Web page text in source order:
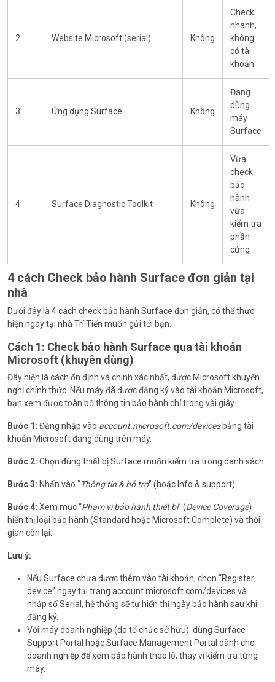
2 Website Microsoft (serial) Không
Check
nhanh,
không
có tài
khoản
3 Ứng dụng Surface Không
Đang
dùng
máy
Surface
4 Surface Diagnostic Toolkit Không
Vừa
check
bảo
hành
vừa
kiểm tra
phần
cứng
4 cách Check bảo hành Surface đơn giản tại
nhà
Dưới đây là 4 cách check bảo hành Surface đơn giản, có thể thực
hiện ngay tại nhà Trí Tiến muốn gửi tới bạn.
Cách 1: Check bảo hành Surface qua tài khoản
Microsoft (khuyên dùng)
Đây hiện là cách ổn định và chính xác nhất, được Microsoft khuyến
nghị chính thức. Nếu máy đã được đăng ký vào tài khoản Microsoft,
bạn xem được toàn bộ thông tin bảo hành chỉ trong vài giây.
Bước 1: Đăng nhập vào account.microsoft.com/devicesbằng tài
khoản Microsoft đang dùng trên máy.
Bước 2: Chọn đúng thiết bị Surface muốn kiểm tra trong danh sách.
Bước 3: Nhấn vào “Thông tin & hỗ trợ” (hoặc Info & support).
Bước 4: Xem mục “Phạm vi bảo hành thiết bị” (Device Coverage)
hiển thị loại bảo hành (Standard hoặc Microsoft Complete) và thời
gian còn lại.
Lưu ý:
Nếu Surface chưa được thêm vào tài khoản, chọn “Register
device” ngay tại trang account.microsoft.com/devices và
nhập số Serial, hệ thống sẽ tự hiển thị ngày bảo hành sau khi
đăng ký.
Với máy doanh nghiệp (do tổ chức sở hữu): dùng Surface
Support Portal hoặc Surface Management Portal dành cho
doanh nghiệp để xem bảo hành theo lô, thay vì kiểm tra từng
máy.